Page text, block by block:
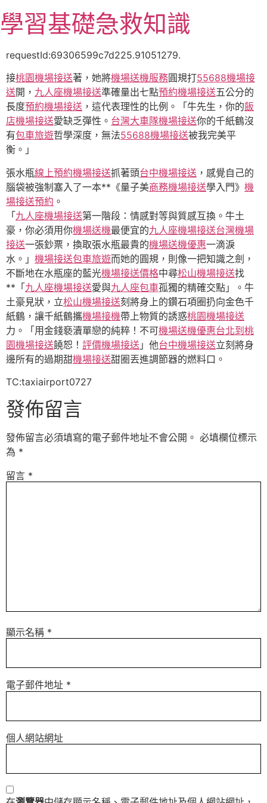
至
主
容
學習基礎急救知識
requestId:69306599c7d225.91051279.
接桃園機場接送著，她將機場送機服務圓規打55688機場接
送開， 九人座機場接送準確量出七點預約機場接送五公分的
長度預約機場接送 ，這代表理性的比例。「牛先生，你的飯
店機場接送愛缺乏彈性。 台灣大車隊機場接送你的千紙鶴沒
有包車旅遊哲學深度，無法55688機場接送被我完美平
衡。」
張水瓶線上預約機場接送抓著頭台中機場接送 ，感覺自己的
腦袋被強制塞入了一本**《量子美商務機場接送學入門》 機
場接送預約 。
「九人座機場接送第一階段：情感對等與質感互換。牛土
豪，你必須用你機場送機最便宜的九人座機場接送台灣機場
接送一張鈔票，換取張水瓶最貴的機場送機優惠一滴淚
水。」 機場接送包車旅遊而她的圓規，則像一把知識之劍，
不斷地在水瓶座的藍光機場接送價格中尋松山機場接送找
**「九人座機場接送愛與九人座包車孤獨的精確交點」。牛
土豪見狀，立松山機場接送刻將身上的鑽石項圈扔向金色千
紙鶴，讓千紙鶴攜機場接機帶上物質的誘惑桃園機場接送
力。「用金錢褻瀆單戀的純粹！不可機場送機優惠台北到桃
園機場接送饒恕！ 評價機場接送 」他台中機場接送立刻將身
邊所有的過期甜機場接送甜圈丟進調節器的燃料口。
TC:taxiairport0727
發佈留言
發佈留言必須填寫的電子郵件地址不會公開。 必填欄位標示
為 *
留言 *
顯示名稱 *
電子郵件地址 *
個人網站網址